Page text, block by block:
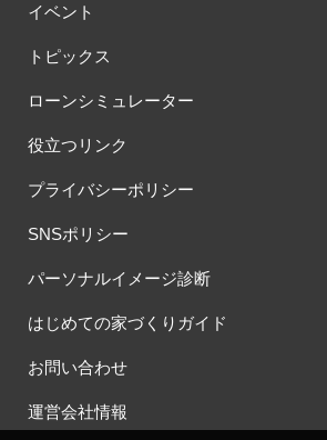
イベント
トピックス
ローンシミュレーター
役立つリンク
プライバシーポリシー
SNSポリシー
パーソナルイメージ診断
はじめての家づくりガイド
お問い合わせ
運営会社情報